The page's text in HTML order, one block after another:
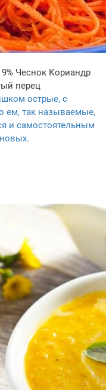
Чеснок Кориандр
перец
острые, с
ем, так называемые,
и самостоятельным